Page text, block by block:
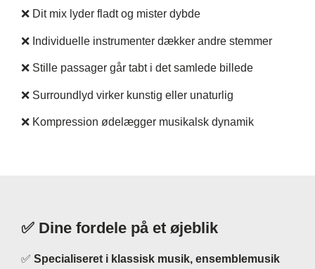
❌ Dit mix lyder fladt og mister dybde
❌ Individuelle instrumenter dækker andre stemmer
❌ Stille passager går tabt i det samlede billede
❌ Surroundlyd virker kunstig eller unaturlig
❌ Kompression ødelægger musikalsk dynamik
✅ Dine fordele på et øjeblik
✅ Specialiseret i klassisk musik, ensemblemusik